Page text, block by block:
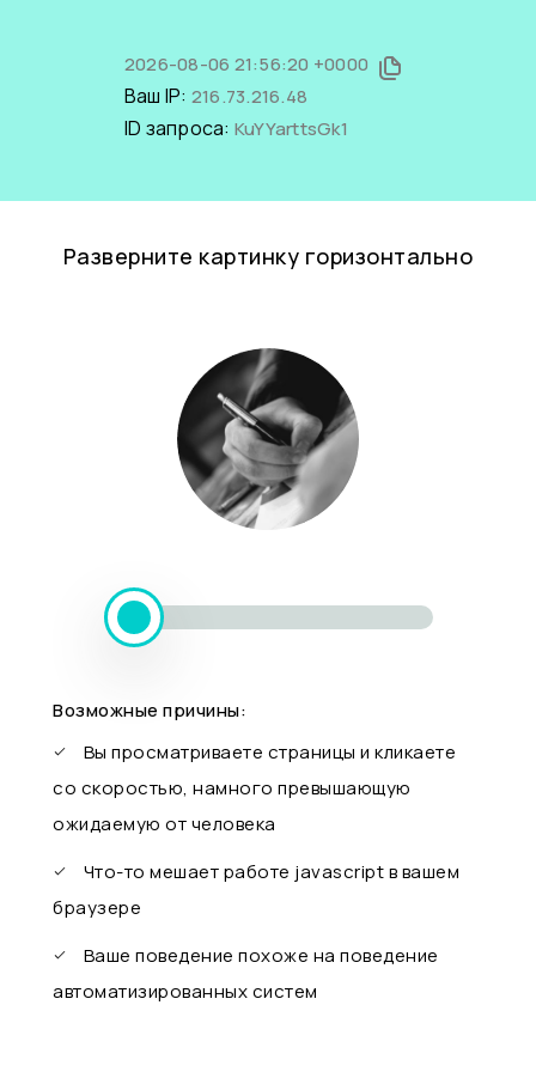
2026-08-06 21:56:20 +0000
Ваш IP: 216.73.216.48
ID запроса: KuYYarttsGk1
Разверните картинку горизонтально
Возможные причины:
Вы просматриваете страницы и кликаете
со скоростью, намного превышающую
ожидаемую от человека
Что-то мешает работе javascript в вашем
браузере
Ваше поведение похоже на поведение
автоматизированных систем